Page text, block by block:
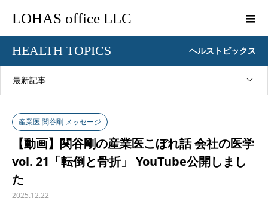
LOHAS office LLC
HEALTH TOPICS ヘルストピックス
最新記事
産業医 関谷剛 メッセージ
【動画】関谷剛の産業医こぼれ話 会社の医学
vol. 21「転倒と骨折」 YouTube公開しまし
た
2025.12.22